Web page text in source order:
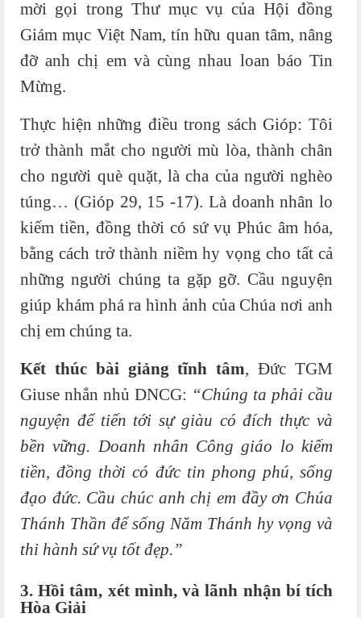
mời gọi trong Thư mục vụ của Hội đồng
Giám mục Việt Nam, tín hữu quan tâm, nâng
đỡ anh chị em và cùng nhau loan báo Tin
Mừng.
Thực hiện những điều trong sách Gióp: Tôi
trở thành mắt cho người mù lòa, thành chân
cho người què quặt, là cha của người nghèo
túng… (Gióp 29, 15 -17). Là doanh nhân lo
kiếm tiền, đồng thời có sứ vụ Phúc âm hóa,
bằng cách trở thành niềm hy vọng cho tất cả
những người chúng ta gặp gỡ. Cầu nguyện
giúp khám phá ra hình ảnh của Chúa nơi anh
chị em chúng ta.
Kết thúc bài giảng tĩnh tâm, Đức TGM
Giuse nhắn nhủ DNCG: “Chúng ta phải cầu
nguyện để tiến tới sự giàu có đích thực và
bền vững. Doanh nhân Công giáo lo kiếm
tiền, đồng thời có đức tin phong phú, sống
đạo đức. Cầu chúc anh chị em đầy ơn Chúa
Thánh Thần để sống Năm Thánh hy vọng và
thi hành sứ vụ tốt đẹp.”
3. Hồi tâm, xét mình, và lãnh nhận bí tích
Hòa Giải